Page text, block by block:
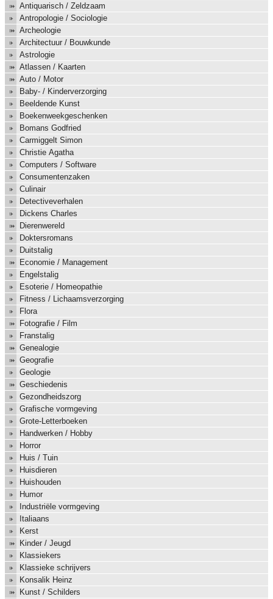
Antiquarisch / Zeldzaam
Antropologie / Sociologie
Archeologie
Architectuur / Bouwkunde
Astrologie
Atlassen / Kaarten
Auto / Motor
Baby- / Kinderverzorging
Beeldende Kunst
Boekenweekgeschenken
Bomans Godfried
Carmiggelt Simon
Christie Agatha
Computers / Software
Consumentenzaken
Culinair
Detectiveverhalen
Dickens Charles
Dierenwereld
Doktersromans
Duitstalig
Economie / Management
Engelstalig
Esoterie / Homeopathie
Fitness / Lichaamsverzorging
Flora
Fotografie / Film
Franstalig
Genealogie
Geografie
Geologie
Geschiedenis
Gezondheidszorg
Grafische vormgeving
Grote-Letterboeken
Handwerken / Hobby
Horror
Huis / Tuin
Huisdieren
Huishouden
Humor
Industriële vormgeving
Italiaans
Kerst
Kinder / Jeugd
Klassiekers
Klassieke schrijvers
Konsalik Heinz
Kunst / Schilders